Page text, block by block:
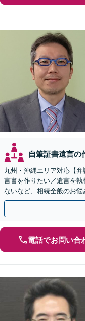
自筆証書遺言の
九州・沖縄エリア対応【
言書を作りたい／遺言を
ないなど、相続全般のお
な問題も粘り強く対応し
電話でお問い合